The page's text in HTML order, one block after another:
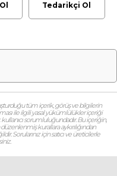
Tedarikçi Ol
tüm içerik, görüş ve bilgilerin
ile ilgili yasal yükümlülükler içeriği
sorumluluğundadır. Bu içeriğin,
kurallara aykırılığından
Sorularınız için satıcı ve üreticilerle